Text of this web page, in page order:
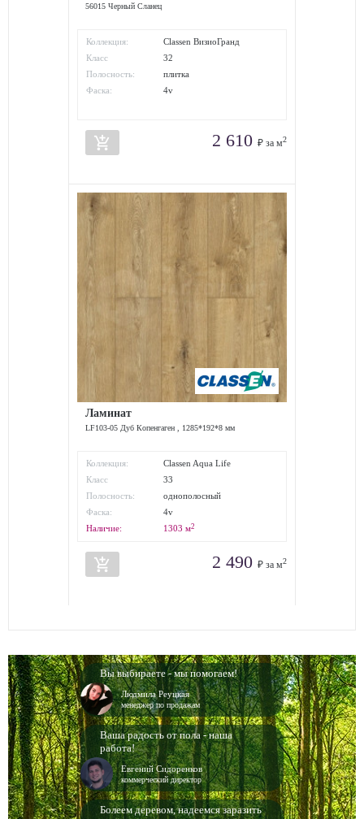
56015 Черный Сланец
Коллекция:
Classen ВизиоГранд
Класс
износостойкости:
32
Полосность:
плитка
Фаска:
4v
add_shopping_cart 2 610 ₽ за м2
Ламинат
LF103-05 Дуб Копенгаген , 1285*192*8 мм
Коллекция:
Classen Aqua Life
Класс
износостойкости:
33
Полосность:
однополосный
Фаска:
4v
Наличие:
1303 м2
add_shopping_cart 2 490 ₽ за м2
Вы выбираете - мы помогаем!
Людмила Реуцкая
менеджер по продажам
Ваша радость от пола - наша
работа!
Евгений Сидоренков
коммерческий директор
Болеем деревом, надеемся заразить